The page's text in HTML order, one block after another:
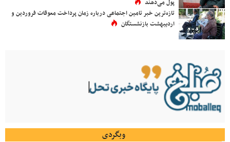
پول می‌دهند
تازه‌ترین خبر تامین اجتماعی درباره زمان پرداخت معوقات فروردین و
اردیبهشت بازنشستگان
وبگردی